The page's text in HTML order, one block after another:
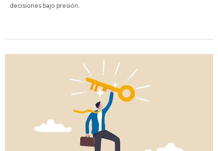
decisiones bajo presión.